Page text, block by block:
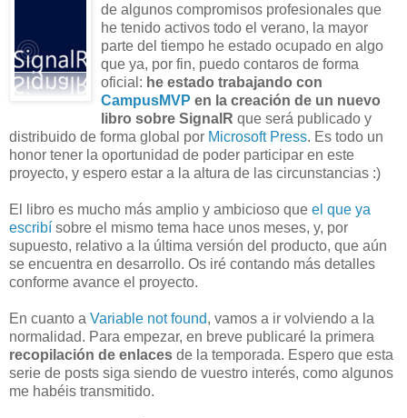
de algunos compromisos profesionales que
he tenido activos todo el verano, la mayor
parte del tiempo he estado ocupado en algo
que ya, por fin, puedo contaros de forma
oficial: he estado trabajando con
CampusMVP en la creación de un nuevo
libro sobre SignalR que será publicado y
distribuido de forma global por Microsoft Press. Es todo un
honor tener la oportunidad de poder participar en este
proyecto, y espero estar a la altura de las circunstancias :)
El libro es mucho más amplio y ambicioso que el que ya
escribí sobre el mismo tema hace unos meses, y, por
supuesto, relativo a la última versión del producto, que aún
se encuentra en desarrollo. Os iré contando más detalles
conforme avance el proyecto.
En cuanto a Variable not found, vamos a ir volviendo a la
normalidad. Para empezar, en breve publicaré la primera
recopilación de enlaces de la temporada. Espero que esta
serie de posts siga siendo de vuestro interés, como algunos
me habéis transmitido.